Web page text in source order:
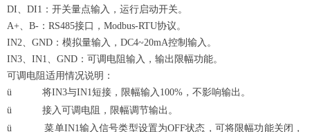
DI、DI1：开关量点输入，运行启动开关。
A+、B-：RS485接口，Modbus-RTU协议。
IN2、GND：模拟量输入，DC4~20mA控制输入。
IN3、IN1、GND：可调电阻输入，输出限幅功能。
可调电阻适用情况说明：
ü
将IN3与IN1短接，限幅输入100%，不影响输出。
ü
接入可调电阻，限幅调节输出。
ü
菜单IN1输入信号类型设置为OFF状态，可将限幅功能关闭，